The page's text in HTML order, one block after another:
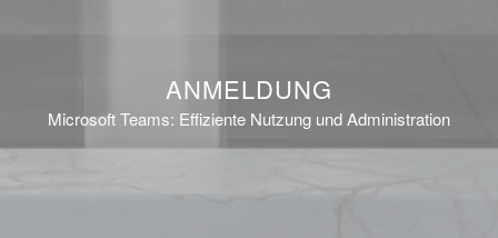
ANMELDUNG
Microsoft Teams: Effiziente Nutzung und Administration